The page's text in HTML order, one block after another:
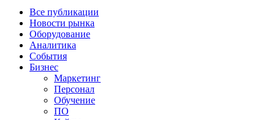
Все публикации
Новости рынка
Оборудование
Аналитика
События
Бизнес
Маркетинг
Персонал
Обучение
ПО